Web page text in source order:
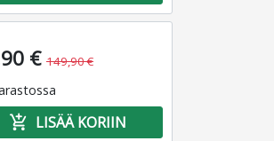
€ 149,90 €
add_shopping_cart LISÄÄ KORIIN